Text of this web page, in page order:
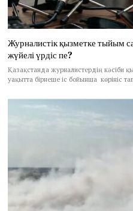
Журналистік қызметке тыйым
жүйелі үрдіс пе?
Қазақстанда журналистердің кәсіби
уақытта бірнеше іс бойынша көрініс